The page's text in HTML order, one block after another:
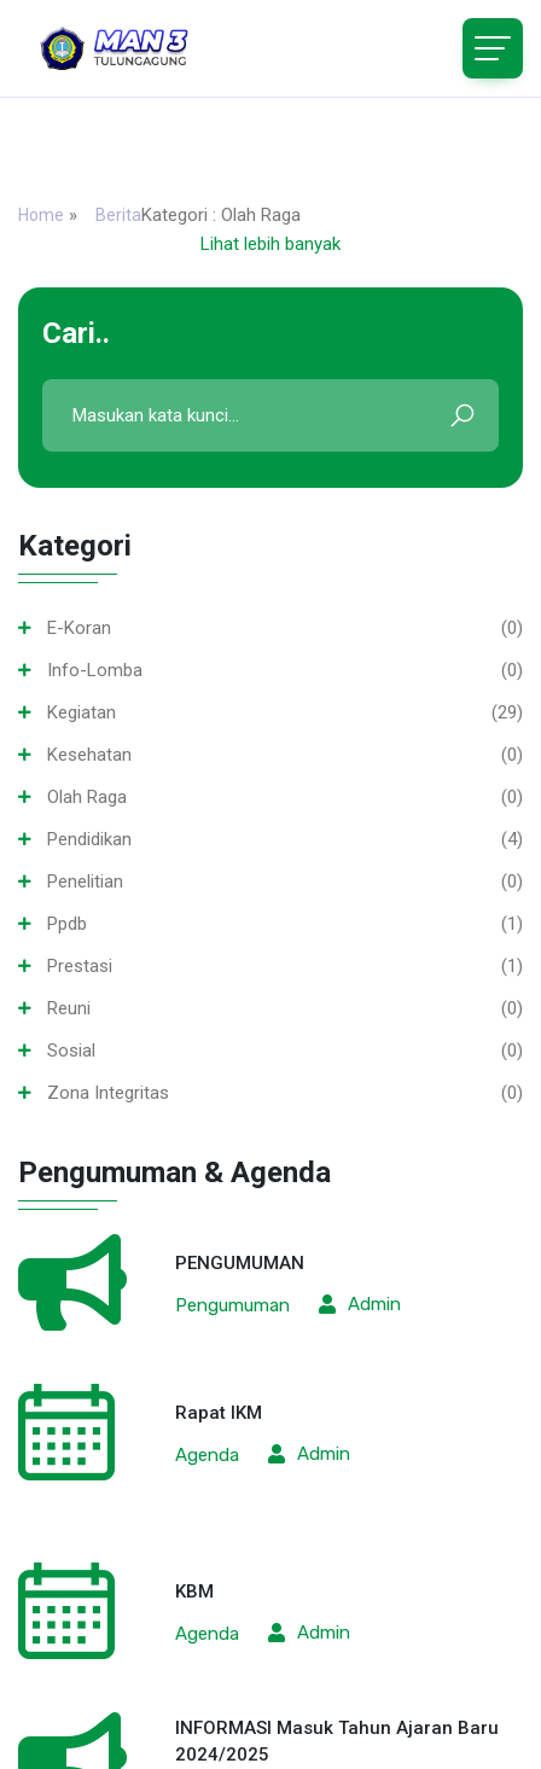
Home » BeritaKategori : Olah Raga
Lihat lebih banyak
Cari..
Kategori
E-Koran
(0)
Info-Lomba
(0)
Kegiatan
(29)
Kesehatan
(0)
Olah Raga
(0)
Pendidikan
(4)
Penelitian
(0)
Ppdb
(1)
Prestasi
(1)
Reuni
(0)
Sosial
(0)
Zona Integritas
(0)
Pengumuman & Agenda
PENGUMUMAN
Pengumuman
Admin
Rapat IKM
Agenda
Admin
KBM
Agenda
Admin
INFORMASI Masuk Tahun Ajaran Baru
2024/2025